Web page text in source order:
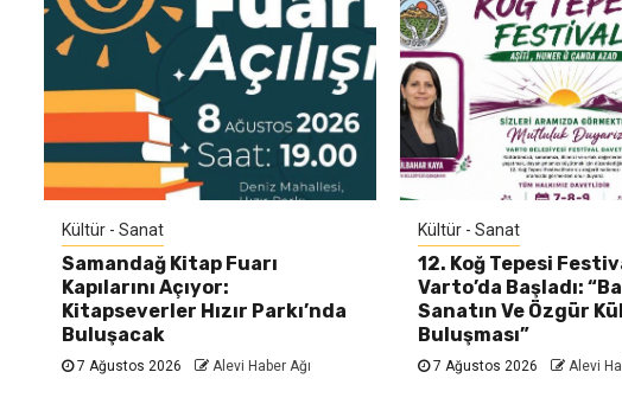
Kültür - Sanat
Samandağ Kitap Fuarı
Kapılarını Açıyor:
Kitapseverler Hızır Parkı’nda
Buluşacak
7 Ağustos 2026 Alevi Haber Ağı
Kültür - Sanat
12. Koğ Tepesi
Varto’da Başladı:
Sanatın Ve Özgür
Buluşması”
7 Ağustos 2026 Alevi